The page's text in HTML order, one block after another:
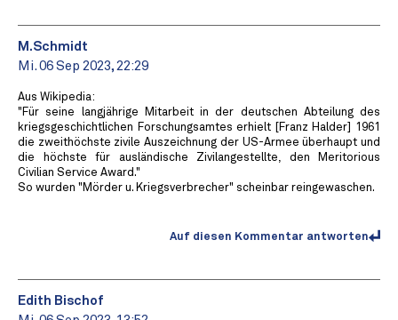
M.Schmidt
Mi. 06 Sep 2023, 22:29
Aus Wikipedia:
"Für seine langjährige Mitarbeit in der deutschen Abteilung des
kriegsgeschichtlichen Forschungsamtes erhielt [Franz Halder] 1961
die zweithöchste zivile Auszeichnung der US-Armee überhaupt und
die höchste für ausländische Zivilangestellte, den Meritorious
Civilian Service Award."
So wurden "Mörder u. Kriegsverbrecher" scheinbar reingewaschen.
Auf diesen Kommentar antworten
Edith Bischof